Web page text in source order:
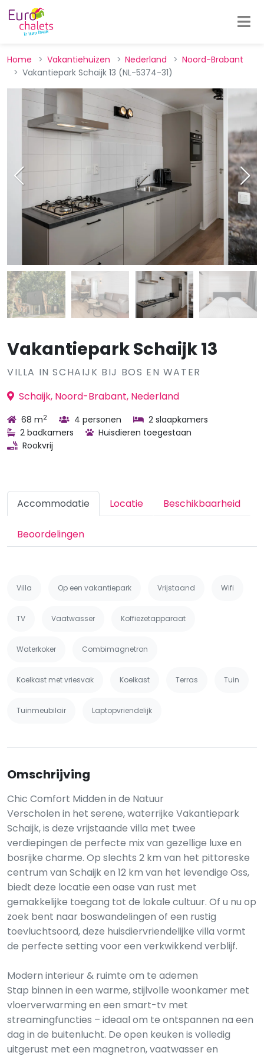
Home Vakantiehuizen Nederland
Noord-Brabant
Vakantiepark Schaijk 13 (NL-5374-31)
Vakantiepark Schaijk 13
VILLA IN SCHAIJK BIJ BOS EN WATER
Schaijk, Noord-Brabant, Nederland
68 m2 4 personen
2 slaapkamers
2 badkamers
Huisdieren toegestaan
Rookvrij
Accommodatie Locatie Beschikbaarheid
Beoordelingen
Villa Op een vakantiepark Vrijstaand Wifi
TV Vaatwasser Koffiezetapparaat
Waterkoker Combimagnetron
Koelkast met vriesvak Koelkast Terras Tuin
Tuinmeubilair Laptopvriendelijk
Omschrijving
Chic Comfort Midden in de Natuur
Verscholen in het serene, waterrijke Vakantiepark
Schaijk, is deze vrijstaande villa met twee
verdiepingen de perfecte mix van gezellige luxe en
bosrijke charme. Op slechts 2 km van het pittoreske
centrum van Schaijk en 12 km van het levendige Oss,
biedt deze locatie een oase van rust met
gemakkelijke toegang tot de lokale cultuur. Of u nu op
zoek bent naar boswandelingen of een rustig
toevluchtsoord, deze huisdiervriendelijke villa vormt
de perfecte setting voor een verkwikkend verblijf.
Modern interieur & ruimte om te ademen
Stap binnen in een warme, stijlvolle woonkamer met
vloerverwarming en een smart-tv met
streamingfuncties – ideaal om te ontspannen na een
dag in de buitenlucht. De open keuken is volledig
uitgerust met een magnetron, vaatwasser en